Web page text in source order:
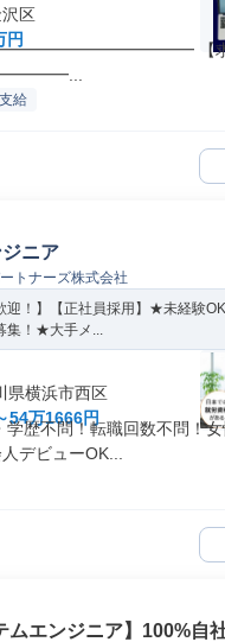
区
円
【求
給
ニア
トナーズ株式会社
迎！】【正社員採用】★未経験
集！★大手メ...
県横浜市西区
54万1666円
学歴不問！転職回数不問！
デビューOK...
ムエンジニア】100%